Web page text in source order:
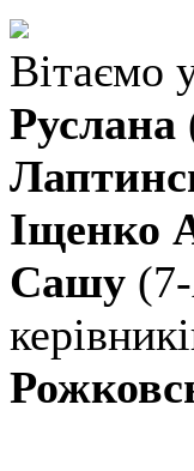
Вітаємо
Руслана
Іщенко
Сашу